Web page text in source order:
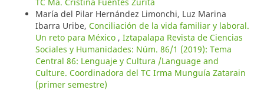
María del Pilar Hernández Limonchi, Luz Marina
Ibarra Uribe, Conciliación de la vida familiar y laboral.
Un reto para México , Iztapalapa Revista de Ciencias
Sociales y Humanidades: Núm. 86/1 (2019): Tema
Central 86: Lenguaje y Cultura /Language and
Culture. Coordinadora del TC Irma Munguía Zatarain
(primer semestre)